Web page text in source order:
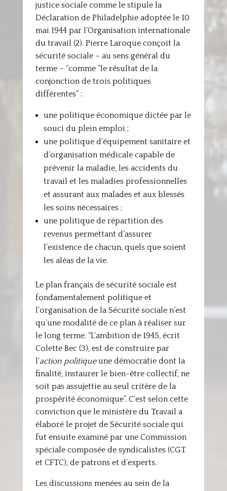
justice sociale comme le stipule la
Déclaration de Philadelphie adoptée le 10
mai 1944 par l’Organisation internationale
du travail (2). Pierre Laroque conçoit la
sécurité sociale – au sens général du
terme – “comme “le résultat de la
conjonction de trois politiques
différentes” :
une politique économique dictée par le
souci du plein emploi ;
une politique d’équipement sanitaire et
d’organisation médicale capable de
prévenir la maladie, les accidents du
travail et les maladies professionnelles
et assurant aux malades et aux blessés
les soins nécessaires ;
une politique de répartition des
revenus permettant d’assurer
l’existence de chacun, quels que soient
les aléas de la vie.
Le plan français de sécurité sociale est
fondamentalement politique et
l’organisation de la Sécurité sociale n’est
qu’une modalité de ce plan à réaliser sur
le long terme. “L’ambition de 1945, écrit
Colette Bec (3), est de construire par
l’action politiqueune démocratie dont la
finalité, instaurer le bien-être collectif, ne
soit pas assujettie au seul critère de la
prospérité économique”. C’est selon cette
conviction que le ministère du Travail a
élaboré le projet de Sécurité sociale qui
fut ensuite examiné par une Commission
spéciale composée de syndicalistes (CGT
et CFTC), de patrons et d’experts.
Les discussions menées au sein de la